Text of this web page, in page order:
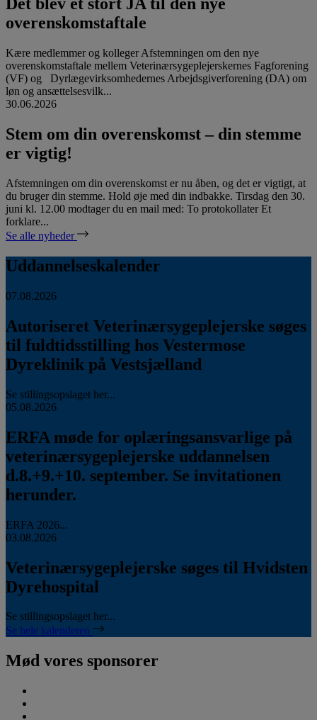
Det blev et stort JA til den nye
overenskomstaftale
Kære medlemmer og kolleger Afstemningen om den nye
overenskomstaftale mellem Veterinærsygeplejerskernes Fagforening
(VF) og Dyrlægevirksomhedernes Arbejdsgiverforening (DA) om
løn og ansættelsesvilk...
30.06.2026
Stem om din overenskomst – din stemme
er vigtig!
Afstemningen om din overenskomst er nu åben, og det er vigtigt, at
du bruger din stemme. Hold øje med din indbakke. Tirsdag den 30.
juni kl. 12.00 modtager du en mail med: To protokollater Et
forklare...
Se alle nyheder
Uddannelseskalender
07.08.2026
Autoriseret Veterinærsygeplejerske søges
til fuldtidsstilling hos Vestermose
Dyreklinik på Vestsjælland
Se stillingsopslaget her...
05.08.2026
ERFA møde for oplæringsansvarlige på
veterinærsygeplejerske uddannelsen
d.8.+9.+10. september. Se invitationen
herunder.
ERFA 2026...
03.08.2026
Veterinærsygeplejerske søges til Hvidsten
Dyrehospital
Se stillingsopslaget her...
Se hele kalenderen
Mød vores sponsorer